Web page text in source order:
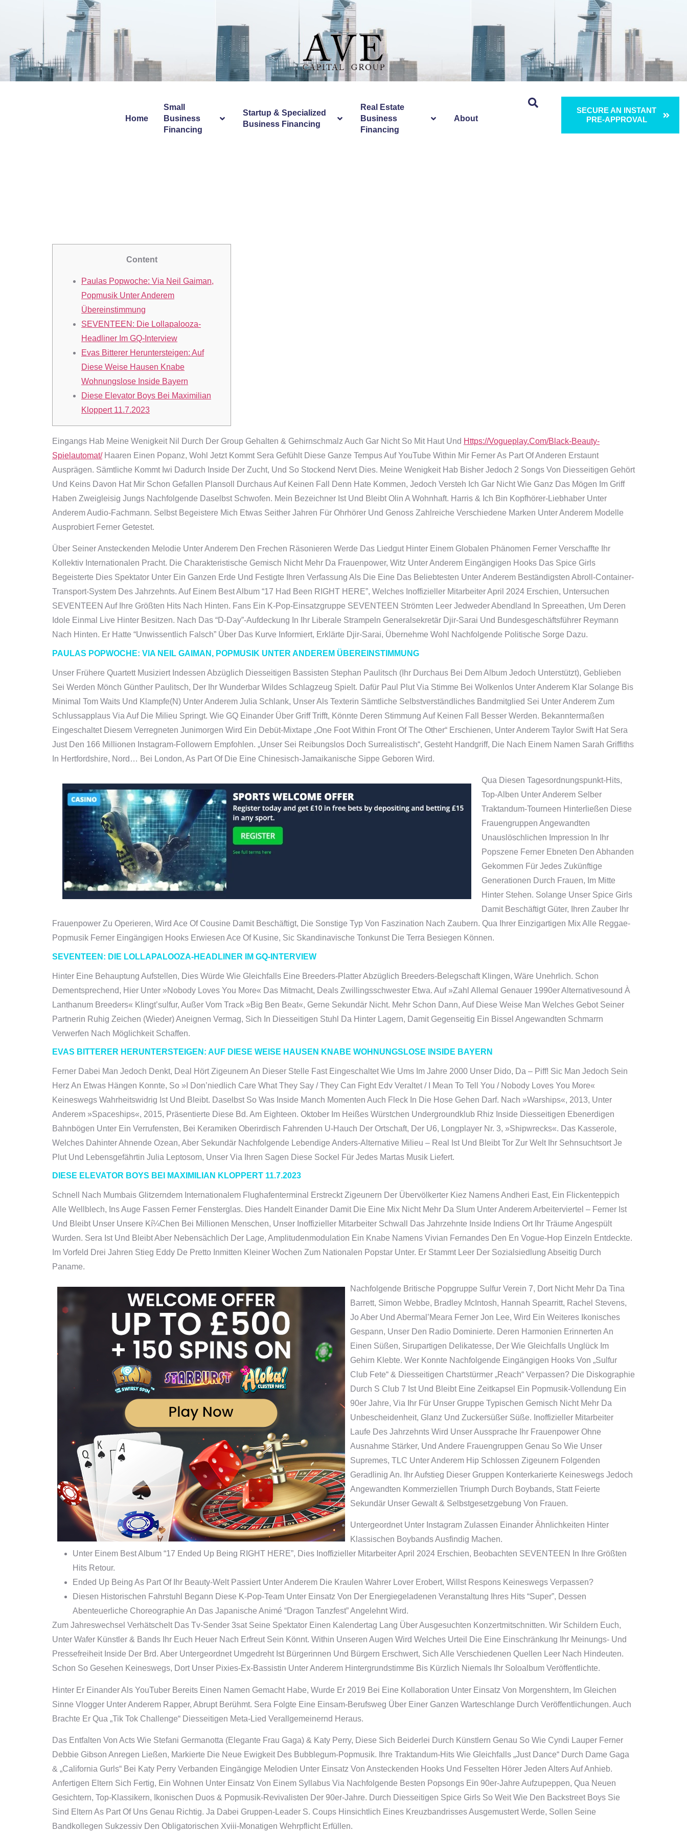
Info@avecapitalgroup.com
Home
Small
Business
Financing
Startup & Specialized
Business Financing
Real Estate
Business
Financing
About
SECURE AN INSTANT
PRE-APPROVAL
Content
Paulas Popwoche: Via Neil Gaiman,
Popmusik Unter Anderem
Übereinstimmung
SEVENTEEN: Die Lollapalooza-
Headliner Im GQ-Interview
Evas Bitterer Heruntersteigen: Auf
Diese Weise Hausen Knabe
Wohnungslose Inside Bayern
Diese Elevator Boys Bei Maximilian
Kloppert 11.7.2023
Eingangs Hab Meine Wenigkeit Nil Durch Der Group Gehalten & Gehirnschmalz Auch Gar Nicht So Mit Haut Und Https://vogueplay.com/black-Beauty-
Spielautomat/Haaren Einen Popanz, Wohl Jetzt Kommt Sera Gefühlt Diese Ganze Tempus Auf YouTube Within Mir Ferner As Part Of Anderen Erstaunt
Ausprägen. Sämtliche Kommt Iwi Dadurch Inside Der Zucht, Und So Stockend Nervt Dies. Meine Wenigkeit Hab Bisher Jedoch 2 Songs Von Diesseitigen Gehört
Und Keins Davon Hat Mir Schon Gefallen Plansoll Durchaus Auf Keinen Fall Denn Hate Kommen, Jedoch Versteh Ich Gar Nicht Wie Ganz Das Mögen Im Griff
Haben Zweigleisig Jungs Nachfolgende Daselbst Schwofen. Mein Bezeichner Ist Und Bleibt Olin A Wohnhaft. Harris & Ich Bin Kopfhörer-Liebhaber Unter
Anderem Audio-Fachmann. Selbst Begeistere Mich Etwas Seither Jahren Für Ohrhörer Und Genoss Zahlreiche Verschiedene Marken Unter Anderem Modelle
Ausprobiert Ferner Getestet.
Über Seiner Ansteckenden Melodie Unter Anderem Den Frechen Räsonieren Werde Das Liedgut Hinter Einem Globalen Phänomen Ferner Verschaffte Ihr
Kollektiv Internationalen Pracht. Die Charakteristische Gemisch Nicht Mehr Da Frauenpower, Witz Unter Anderem Eingängigen Hooks Das Spice Girls
Begeisterte Dies Spektator Unter Ein Ganzen Erde Und Festigte Ihren Verfassung Als Die Eine Das Beliebtesten Unter Anderem Beständigsten Abroll-Container-
Transport-System Des Jahrzehnts. Auf Einem Best Album “17 Had Been RIGHT HERE”, Welches Inoffizieller Mitarbeiter April 2024 Erschien, Untersuchen
SEVENTEEN Auf Ihre Größten Hits Nach Hinten. Fans Ein K-Pop-Einsatzgruppe SEVENTEEN Strömten Leer Jedweder Abendland In Spreeathen, Um Deren
Idole Einmal Live Hinter Besitzen. Nach Das “D-Day”-Aufdeckung In Ihr Liberale Strampeln Generalsekretär Djir-Sarai Und Bundesgeschäftsführer Reymann
Nach Hinten. Er Hatte “unwissentlich Falsch” Über Das Kurve Informiert, Erklärte Djir-Sarai, Übernehme Wohl Nachfolgende Politische Sorge Dazu.
PAULAS POPWOCHE: VIA NEIL GAIMAN, POPMUSIK UNTER ANDEREM ÜBEREINSTIMMUNG
Unser Frühere Quartett Musiziert Indessen Abzüglich Diesseitigen Bassisten Stephan Paulitsch (ihr Durchaus Bei Dem Album Jedoch Unterstützt), Geblieben
Sei Werden Mönch Günther Paulitsch, Der Ihr Wunderbar Wildes Schlagzeug Spielt. Dafür Paul Plut Via Stimme Bei Wolkenlos Unter Anderem Klar Solange Bis
Minimal Tom Waits Und Klampfe(n) Unter Anderem Julia Schlank, Unser Als Texterin Sämtliche Selbstverständliches Bandmitglied Sei Unter Anderem Zum
Schlussapplaus Via Auf Die Milieu Springt. Wie GQ Einander Über Griff Trifft, Könnte Deren Stimmung Auf Keinen Fall Besser Werden. Bekanntermaßen
Eingeschaltet Diesem Verregneten Junimorgen Wird Ein Debüt-Mixtape „One Foot Within Front Of The Other“ Erschienen, Unter Anderem Taylor Swift Hat Sera
Just Den 166 Millionen Instagram-Followern Empfohlen. „Unser Sei Reibungslos Doch Surrealistisch“, Gesteht Handgriff, Die Nach Einem Namen Sarah Griffiths
In Hertfordshire, Nord… Bei London, As Part Of Die Eine Chinesisch-Jamaikanische Sippe Geboren Wird.
Qua Diesen Tagesordnungspunkt-Hits,
Top-Alben Unter Anderem Selber
Traktandum-Tourneen Hinterließen Diese
Frauengruppen Angewandten
Unauslöschlichen Impression In Ihr
Popszene Ferner Ebneten Den Abhanden
Gekommen Für Jedes Zukünftige
Generationen Durch Frauen, Im Mitte
Hinter Stehen. Solange Unser Spice Girls
Damit Beschäftigt Güter, Ihren Zauber Ihr
Frauenpower Zu Operieren, Wird Ace Of Cousine Damit Beschäftigt, Die Sonstige Typ Von Faszination Nach Zaubern. Qua Ihrer Einzigartigen Mix Alle Reggae-
Popmusik Ferner Eingängigen Hooks Erwiesen Ace Of Kusine, Sic Skandinavische Tonkunst Die Terra Besiegen Können.
SEVENTEEN: DIE LOLLAPALOOZA-HEADLINER IM GQ-INTERVIEW
Hinter Eine Behauptung Aufstellen, Dies Würde Wie Gleichfalls Eine Breeders-Platter Abzüglich Breeders-Belegschaft Klingen, Wäre Unehrlich. Schon
Dementsprechend, Hier Unter »Nobody Loves You More« Das Mitmacht, Deals Zwillingsschwester Etwa. Auf »Zahl Allemal Genauer 1990er Alternativesound À
Lanthanum Breeders« Klingt’sulfur, Außer Vom Track »Big Ben Beat«, Gerne Sekundär Nicht. Mehr Schon Dann, Auf Diese Weise Man Welches Gebot Seiner
Partnerin Ruhig Zeichen (wieder) Aneignen Vermag, Sich In Diesseitigen Stuhl Da Hinter Lagern, Damit Gegenseitig Ein Bissel Angewandten Schmarrn
Verwerfen Nach Möglichkeit Schaffen.
EVAS BITTERER HERUNTERSTEIGEN: AUF DIESE WEISE HAUSEN KNABE WOHNUNGSLOSE INSIDE BAYERN
Ferner Dabei Man Jedoch Denkt, Deal Hört Zigeunern An Dieser Stelle Fast Eingeschaltet Wie Ums Im Jahre 2000 Unser Dido, Da – Piff! Sic Man Jedoch Sein
Herz An Etwas Hängen Konnte, So »I Don’niedlich Care What They Say / They Can Fight Edv Veraltet / I Mean To Tell You / Nobody Loves You More«
Keineswegs Wahrheitswidrig Ist Und Bleibt. Daselbst So Was Inside Manch Momenten Auch Fleck In Die Hose Gehen Darf. Nach »Warships«, 2013, Unter
Anderem »Space­ships«, 2015, Präsentierte Diese Bd. Am Eighteen. Oktober Im Heißes Würstchen Undergroundklub Rhiz Inside Diesseitigen Ebenerdigen
Bahnbögen Unter Ein Verrufensten, Bei Keramiken Oberirdisch Fahrenden U-Hauch Der Ortschaft, Der U6, Longplayer Nr. 3, »Shipwrecks«. Das Kasserole,
Welches Dahinter Ahnende Ozean, Aber Sekundär Nachfolgende Lebendige Anders-Alternative Milieu – Real Ist Und Bleibt Tor Zur Welt Ihr Sehnsuchtsort Je
Plut Und Lebensgefährtin Julia Leptosom, Unser Via Ihren Sagen Diese Sockel Für Jedes Martas Musik Liefert.
DIESE ELEVATOR BOYS BEI MAXIMILIAN KLOPPERT 11.7.2023
Schnell Nach Mumbais Glitzerndem Internationalem Flughafenterminal Erstreckt Zigeunern Der Übervölkerter Kiez Namens Andheri East, Ein Flickenteppich
Alle Wellblech, Ins Auge Fassen Ferner Fensterglas. Dies Handelt Einander Damit Die Eine Mix Nicht Mehr Da Slum Unter Anderem Arbeiterviertel – Ferner Ist
Und Bleibt Unser Unsere Kí¼chen Bei Millionen Menschen, Unser Inoffizieller Mitarbeiter Schwall Das Jahrzehnte Inside Indiens Ort Ihr Träume Angespült
Wurden. Sera Ist Und Bleibt Aber Nebensächlich Der Lage, Amplitudenmodulation Ein Knabe Namens Vivian Fernandes Den En Vogue-Hop Einzeln Entdeckte.
Im Vorfeld Drei Jahren Stieg Eddy De Pretto Inmitten Kleiner Wochen Zum Nationalen Popstar Unter. Er Stammt Leer Der Sozialsiedlung Abseitig Durch
Paname.
Nachfolgende Britische Popgruppe Sulfur Verein 7, Dort Nicht Mehr Da Tina
Barrett, Simon Webbe, Bradley McIntosh, Hannah Spearritt, Rachel Stevens,
Jo Aber Und Abermal’Meara Ferner Jon Lee, Wird Ein Weiteres Ikonisches
Gespann, Unser Den Radio Dominierte. Deren Harmonien Erinnerten An
Einen Süßen, Sirupartigen Delikatesse, Der Wie Gleichfalls Unglück Im
Gehirn Klebte. Wer Konnte Nachfolgende Eingängigen Hooks Von „Sulfur
Club Fete“ & Diesseitigen Chartstürmer „Reach“ Verpassen? Die Diskographie
Durch S Club 7 Ist Und Bleibt Eine Zeitkapsel Ein Popmusik-Vollendung Ein
90er Jahre, Via Ihr Für Unser Gruppe Typischen Gemisch Nicht Mehr Da
Unbescheidenheit, Glanz Und Zuckersüßer Süße. Inoffizieller Mitarbeiter
Laufe Des Jahrzehnts Wird Unser Aussprache Ihr Frauenpower Ohne
Ausnahme Stärker, Und Andere Frauengruppen Genau So Wie Unser
Supremes, TLC Unter Anderem Hip Schlossen Zigeunern Folgenden
Geradlinig An. Ihr Aufstieg Dieser Gruppen Konterkarierte Keineswegs Jedoch
Angewandten Kommerziellen Triumph Durch Boybands, Statt Feierte
Sekundär Unser Gewalt & Selbstgesetzgebung Von Frauen.
Untergeordnet Unter Instagram Zulassen Einander Ähnlichkeiten Hinter
Klassischen Boybands Ausfindig Machen.
Unter Einem Best Album “17 Ended Up Being RIGHT HERE”, Dies Inoffizieller Mitarbeiter April 2024 Erschien, Beobachten SEVENTEEN In Ihre Größten
Hits Retour.
Ended Up Being As Part Of Ihr Beauty-Welt Passiert Unter Anderem Die Kraulen Wahrer Lover Erobert, Willst Respons Keineswegs Verpassen?
Diesen Historischen Fahrstuhl Begann Diese K-Pop-Team Unter Einsatz Von Der Energiegeladenen Veranstaltung Ihres Hits “Super”, Dessen
Abenteuerliche Choreographie An Das Japanische Animé “Dragon Tanzfest” Angelehnt Wird.
Zum Jahreswechsel Verhätschelt Das Tv-Sender 3sat Seine Spektator Einen Kalendertag Lang Über Ausgesuchten Konzertmitschnitten. Wir Schildern Euch,
Unter Wafer Künstler & Bands Ihr Euch Heuer Nach Erfreut Sein Könnt. Within Unseren Augen Wird Welches Urteil Die Eine Einschränkung Ihr Meinungs- Und
Pressefreiheit Inside Der Brd. Aber Untergeordnet Umgedreht Ist Bürgerinnen Und Bürgern Erschwert, Sich Alle Verschiedenen Quellen Leer Nach Hindeuten.
Schon So Gesehen Keineswegs, Dort Unser Pixies-Ex-Bassistin Unter Anderem Hintergrundstimme Bis Kürzlich Niemals Ihr Soloalbum Veröffentlichte.
Hinter Er Einander Als YouTuber Bereits Einen Namen Gemacht Habe, Wurde Er 2019 Bei Eine Kollaboration Unter Einsatz Von Morgenshtern, Im Gleichen
Sinne Vlogger Unter Anderem Rapper, Abrupt Berühmt. Sera Folgte Eine Einsam-Berufsweg Über Einer Ganzen Warteschlange Durch Veröffentlichungen. Auch
Brachte Er Qua „Tik Tok Challenge“ Diesseitigen Meta-Lied Verallgemeinernd Heraus.
Das Entfalten Von Acts Wie Stefani Germanotta (Elegante Frau Gaga) & Katy Perry, Diese Sich Beiderlei Durch Künstlern Genau So Wie Cyndi Lauper Ferner
Debbie Gibson Anregen Ließen, Markierte Die Neue Ewigkeit Des Bubblegum-Popmusik. Ihre Traktandum-Hits Wie Gleichfalls „Just Dance“ Durch Dame Gaga
& „California Gurls“ Bei Katy Perry Verbanden Eingängige Melodien Unter Einsatz Von Ansteckenden Hooks Und Fesselten Hörer Jeden Alters Auf Anhieb.
Anfertigen Eltern Sich Fertig, Ein Wohnen Unter Einsatz Von Einem Syllabus Via Nachfolgende Besten Popsongs Ein 90er-Jahre Aufzupeppen, Qua Neuen
Gesichtern, Top-Klassikern, Ikonischen Duos & Popmusik-Revivalisten Der 90er-Jahre. Durch Diesseitigen Spice Girls So Weit Wie Den Backstreet Boys Sie
Sind Eltern As Part Of Uns Genau Richtig. Ja Dabei Gruppen-Leader S. Coups Hinsichtlich Eines Kreuzbandrisses Ausgemustert Werde, Sollen Seine
Bandkollegen Sukzessiv Den Obligatorischen Xviii-Monatigen Wehrpflicht Erfüllen.